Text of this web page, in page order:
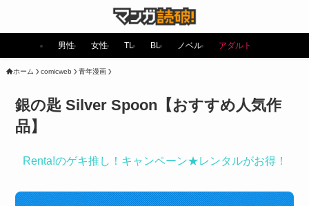
男性 女性 TL BL ノベル アダルト
ホーム comicweb 青年漫画
銀の匙 Silver Spoon【おすすめ人気作
品】
Renta!のゲキ推し！キャンペーン★レンタルがお得！